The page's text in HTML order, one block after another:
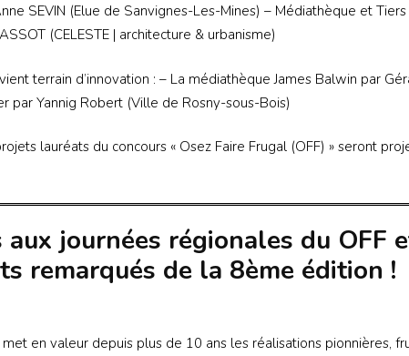
SEVIN (Elue de Sanvignes-Les-Mines) – Médiathèque et
(CELESTE | architecture & urbanisme)
terrain d’innovation : – La médiathèque James Balwin par
par Yannig Robert (Ville de Rosny-sous-Bois)
lauréats du concours « Osez Faire Frugal (OFF) » seront
aux journées régionales du OFF
remarqués de la 8ème édition !
met en valeur depuis plus de 10 ans les réalisations pionnières,